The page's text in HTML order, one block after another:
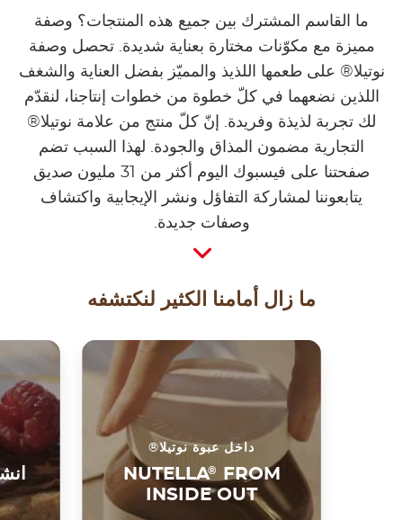
ما القاسم المشترك بين جميع هذه المنتجات؟ وصفة
مميزة مع مكوّنات مختارة بعناية شديدة. تحصل وصفة
نوتيلا® على طعمها اللذيذ والمميّز بفضل العناية والشغف
اللذين نضعهما في كلّ خطوة من خطوات إنتاجنا، لنقدّم
لك تجربة لذيذة وفريدة. إنّ كلّ منتج من علامة نوتيلا®
التجارية مضمون المذاق والجودة. لهذا السبب تضم
صفحتنا على فيسبوك اليوم أكثر من 31 مليون صديق
يتابعوننا لمشاركة التفاؤل ونشر الإيجابية واكتشاف
وصفات جديدة.
ما زال أمامنا الكثير لنكتشفه
داخل عبوة نوتيلا®
NUTELLA®
FROM
INSIDE OUT